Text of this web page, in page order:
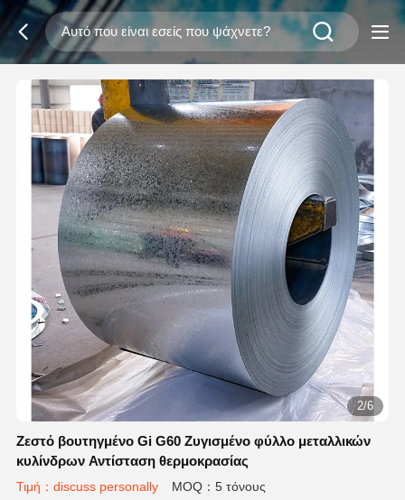
2/6
Ζεστό βουτηγμένο Gi G60 Ζυγισμένο φύλλο μεταλλικών
κυλίνδρων Αντίσταση θερμοκρασίας
Τιμή：discuss personally MOQ：5 τόνους